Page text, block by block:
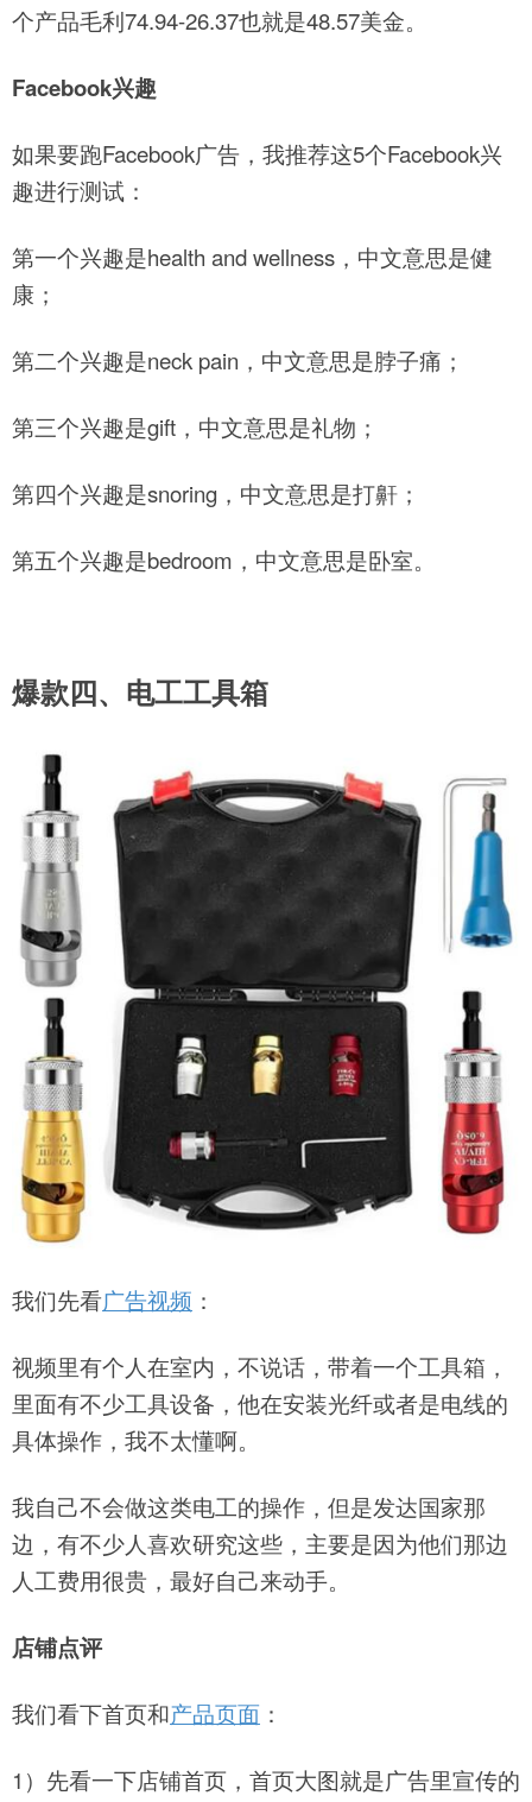
个产品毛利74.94-26.37也就是48.57美金。
Facebook兴趣
如果要跑Facebook广告，我推荐这5个Facebook兴
趣进行测试：
第一个兴趣是health and wellness，中文意思是健
康；
第二个兴趣是neck pain，中文意思是脖子痛；
第三个兴趣是gift，中文意思是礼物；
第四个兴趣是snoring，中文意思是打鼾；
第五个兴趣是bedroom，中文意思是卧室。
爆款四、电工工具箱
我们先看广告视频 ：
视频里有个人在室内，不说话，带着一个工具箱，
里面有不少工具设备，他在安装光纤或者是电线的
具体操作，我不太懂啊。
我自己不会做这类电工的操作，但是发达国家那
边，有不少人喜欢研究这些，主要是因为他们那边
人工费用很贵，最好自己来动手。
店铺点评
我们看下首页和产品页面 ：
1）先看一下店铺首页，首页大图就是广告里宣传的